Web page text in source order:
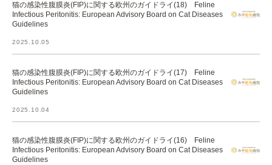
猫の感染性腹膜炎(FIP)に関する欧州のガイドライ(18) Feline
Infectious Peritonitis: European Advisory Board on Cat Diseases
Guidelines
2025.10.05
猫の感染性腹膜炎(FIP)に関する欧州のガイドライ(17) Feline
Infectious Peritonitis: European Advisory Board on Cat Diseases
Guidelines
2025.10.04
猫の感染性腹膜炎(FIP)に関する欧州のガイドライ(16) Feline
Infectious Peritonitis: European Advisory Board on Cat Diseases
Guidelines